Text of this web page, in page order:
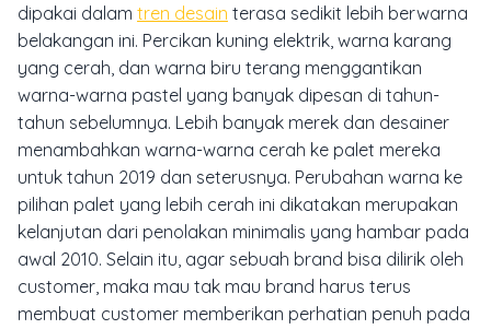
dipakai dalam tren desain terasa sedikit lebih berwarna
belakangan ini. Percikan kuning elektrik, warna karang
yang cerah, dan warna biru terang menggantikan
warna-warna pastel yang banyak dipesan di tahun-
tahun sebelumnya. Lebih banyak merek dan desainer
menambahkan warna-warna cerah ke palet mereka
untuk tahun 2019 dan seterusnya. Perubahan warna ke
pilihan palet yang lebih cerah ini dikatakan merupakan
kelanjutan dari penolakan minimalis yang hambar pada
awal 2010. Selain itu, agar sebuah brand bisa dilirik oleh
customer, maka mau tak mau brand harus terus
membuat customer memberikan perhatian penuh pada